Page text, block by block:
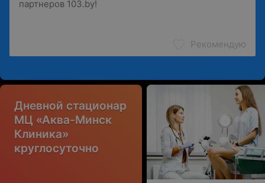
Рекомендую
Дневной стационар
МЦ «Аква-Минск
Клиника»
круглосуточно